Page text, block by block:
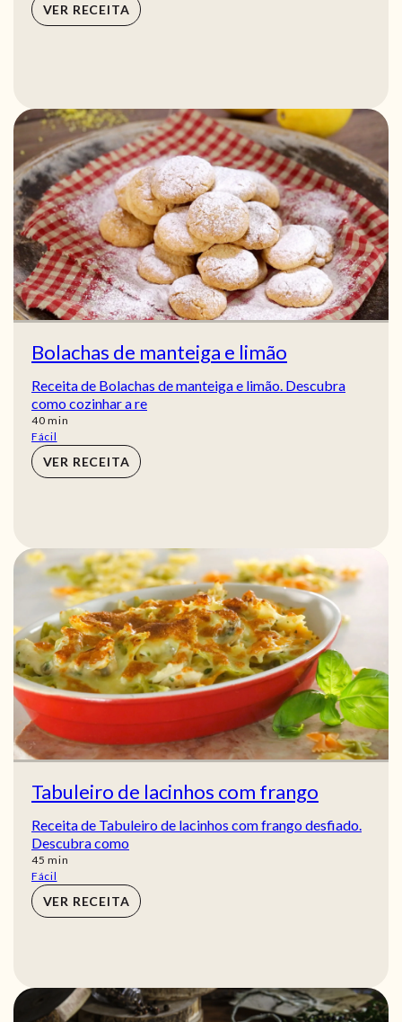
VER RECEITA
Bolachas de manteiga e limão
Receita de Bolachas de manteiga e limão. Descubra
como cozinhar a re
40min
min
Fácil
VER RECEITA
Tabuleiro de lacinhos com frango
Receita de Tabuleiro de lacinhos com frango desfiado.
Descubra como
45 min
min
Fácil
VER RECEITA